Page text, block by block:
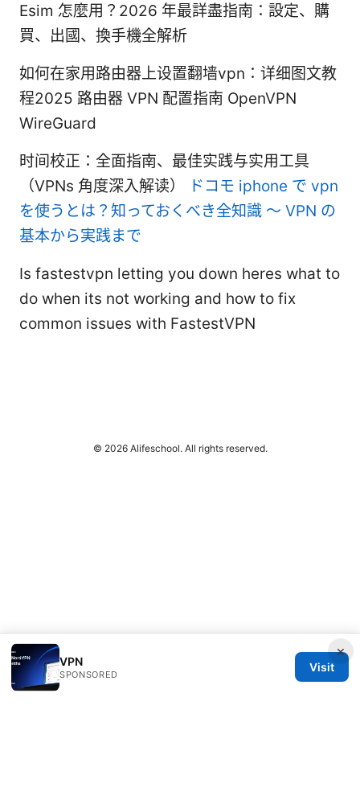
Esim 怎麼用？2026 年最詳盡指南：設定、購
買、出國、換手機全解析
如何在家用路由器上设置翻墙vpn：详细图文教
程2025 路由器 VPN 配置指南 OpenVPN
WireGuard
时间校正：全面指南、最佳实践与实用工具
（VPNs 角度深入解读）
ドコモ iphone で vpn
を使うとは？知っておくべき全知識 〜 VPN の
基本から実践まで
Is fastestvpn letting you down heres what to
do when its not working and how to fix
common issues with FastestVPN
×
VPN
SPONSORED
Visit
© 2026 Alifeschool. All rights reserved.